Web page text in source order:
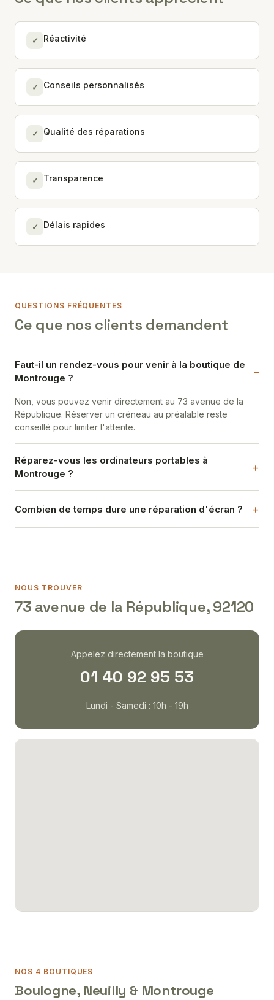
✓ Réactivité
✓ Conseils personnalisés
✓ Qualité des réparations
✓ Transparence
✓ Délais rapides
QUESTIONS FRÉQUENTES
Ce que nos clients demandent
Faut-il un rendez-vous pour venir à la boutique de
Montrouge ?
Non, vous pouvez venir directement au 73 avenue de la
République. Réserver un créneau au préalable reste
conseillé pour limiter l'attente.
Réparez-vous les ordinateurs portables à
Montrouge ?
Combien de temps dure une réparation d'écran ?
NOUS TROUVER
73 avenue de la République, 92120
Appelez directement la boutique
01 40 92 95 53
Lundi - Samedi : 10h - 19h
NOS 4 BOUTIQUES
Boulogne, Neuilly & Montrouge